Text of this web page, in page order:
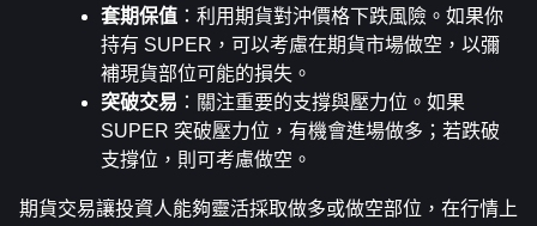
套期保值 ：利用期貨對沖價格下跌風險。如果你
持有 SUPER，可以考慮在期貨市場做空，以彌
補現貨部位可能的損失。
突破交易 ：關注重要的支撐與壓力位。如果
SUPER 突破壓力位，有機會進場做多；若跌破
支撐位，則可考慮做空。
期貨交易讓投資人能夠靈活採取做多或做空部位，在行情上